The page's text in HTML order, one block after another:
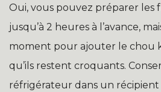
Oui, vous pouvez préparer les
jusqu’à 2 heures à l’avance,
moment pour ajouter le chou
qu’ils restent croquants.
réfrigérateur dans un